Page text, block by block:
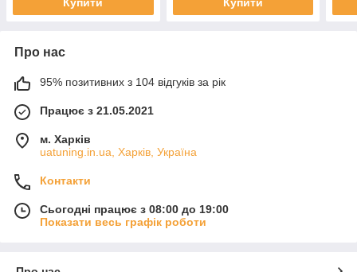
Купити Купити
Про нас
95% позитивних з 104 відгуків за рік
Працює з 21.05.2021
м. Харків
uatuning.in.ua, Харків, Україна
Контакти
Сьогодні працює з 08:00 до 19:00
Показати весь графік роботи